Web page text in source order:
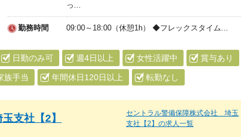
っ...
勤務時間 09:00～18:00（休憩1h） ◆フレックスタイム...
日勤のみ可 週4日以上 女性活躍中 賞与あり
族手当 年間休日120日以上 転勤なし
支社【2】
セントラル警備保障株式会社 埼玉
支社【2】の求人一覧